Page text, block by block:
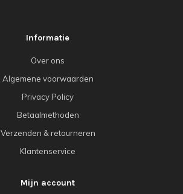
Informatie
Over ons
Algemene voorwaarden
Privacy Policy
Betaalmethoden
Verzenden & retourneren
Klantenservice
Mijn account